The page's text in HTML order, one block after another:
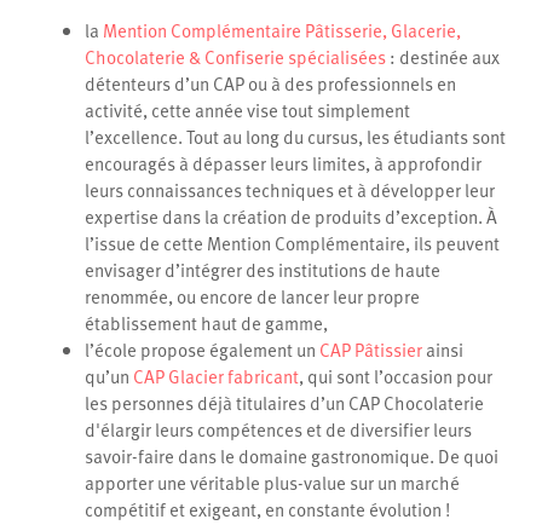
la Mention Complémentaire Pâtisserie, Glacerie,
Chocolaterie & Confiserie spécialisées: destinée aux
détenteurs d’un CAP ou à des professionnels en
activité, cette année vise tout simplement
l’excellence. Tout au long du cursus, les étudiants sont
encouragés à dépasser leurs limites, à approfondir
leurs connaissances techniques et à développer leur
expertise dans la création de produits d’exception. À
l’issue de cette Mention Complémentaire, ils peuvent
envisager d’intégrer des institutions de haute
renommée, ou encore de lancer leur propre
établissement haut de gamme,
l’école propose également un CAP Pâtissierainsi
qu’un CAP Glacier fabricant, qui sont l’occasion pour
les personnes déjà titulaires d’un CAP Chocolaterie
d'élargir leurs compétences et de diversifier leurs
savoir-faire dans le domaine gastronomique. De quoi
apporter une véritable plus-value sur un marché
compétitif et exigeant, en constante évolution !